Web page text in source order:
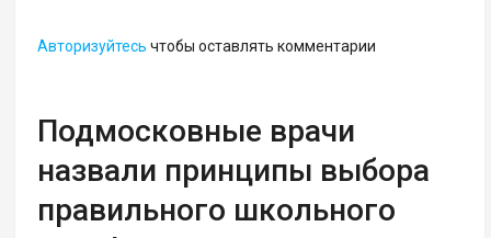
Авторизуйтесь чтобы оставлять комментарии
Подмосковные врачи
назвали принципы выбора
правильного школьного